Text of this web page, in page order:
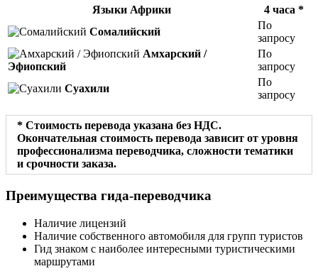
Языки Африки
4 часа *
Сомалийский
По
запросу
Амхарский /
Эфиопский
По
запросу
Суахили
По
запросу
* Стоимость перевода указана без НДС.
Окончательная стоимость перевода зависит от уровня
профессионализма переводчика, сложности тематики
и срочности заказа.
Преимущества гида-переводчика
Наличие лицензий
Наличие собственного автомобиля для групп туристов
Гид знаком с наиболее интересными туристическими
маршрутами